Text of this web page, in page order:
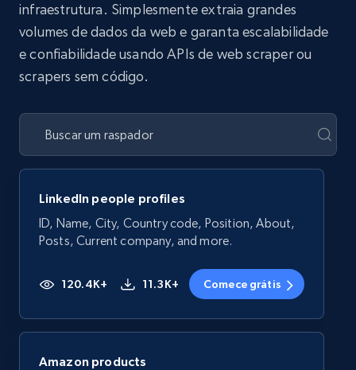
infraestrutura. Simplesmente extraia grandes
volumes de dados da web e garanta escalabilidade
e confiabilidade usando APIs de web scraper ou
scrapers sem código.
LinkedIn people profiles
ID, Name, City, Country code, Position, About,
Posts, Current company, and more.
120.4K+ 11.3K+ Comece grátis
Amazon products